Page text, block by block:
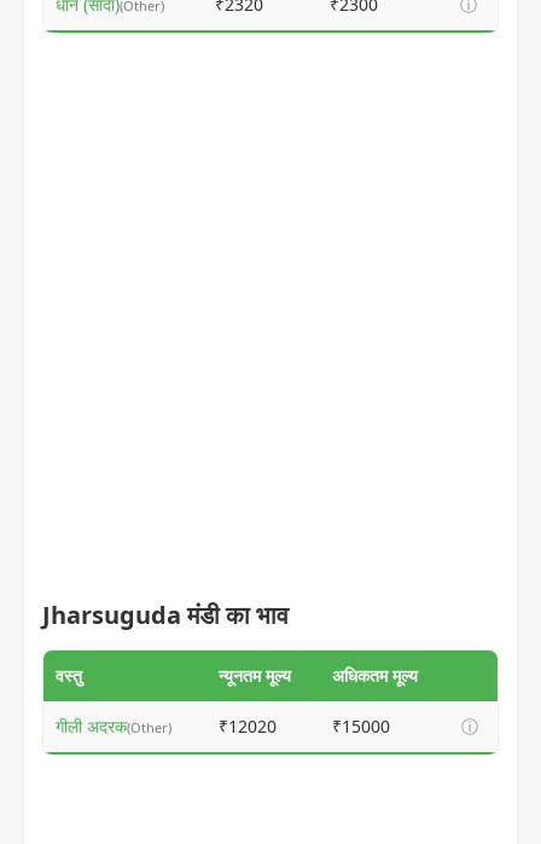
(Other)
Jharsuguda मंडी का भाव
वस्तु न्यूनतम मूल्य अधिकतम मूल्य
गीली अदरक(Other) ₹12020 ₹15000 ⓘ